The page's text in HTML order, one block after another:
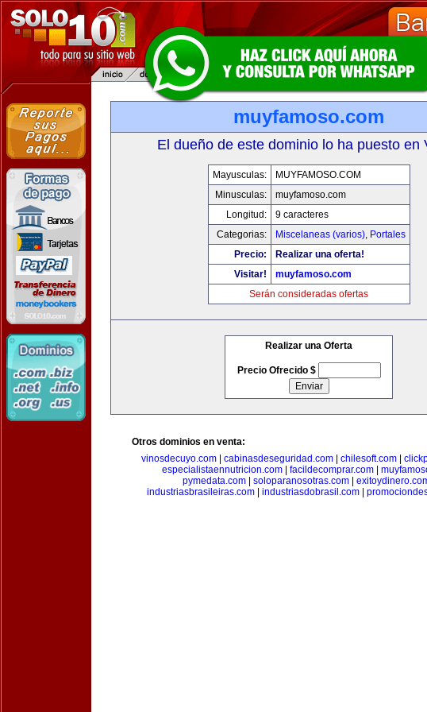
muyfamoso.com
El dueño de este dominio lo ha puesto en
Mayusculas:
MUYFAMOSO.COM
Minusculas:
muyfamoso.com
Longitud:
9 caracteres
Categorias:
Miscelaneas (varios), Portales
Precio:
Realizar una oferta!
Visitar!
muyfamoso.com
Serán consideradas ofertas
Realizar una Oferta
Precio Ofrecido $
Otros dominios en venta:
vinosdecuyo.com| cabinasdeseguridad.com| chilesoft.com|
especialistaennutricion.com| facildecomprar.com|
pymedata.com
soloparanosotras.com
industriasbrasileiras.com| industriasdobrasil.com|